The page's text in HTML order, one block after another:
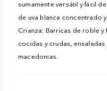
sumamente versátil y fácil
de uva blanca concentrado
Crianza: Barricas de roble
cocidas y crudas,
macedonias.